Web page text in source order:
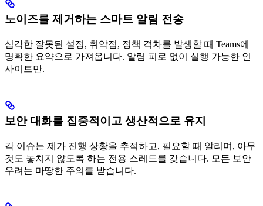
노이즈를 제거하는 스마트 알림 전송
심각한 잘못된 설정, 취약점, 정책 격차를 발생할 때 Teams에
명확한 요약으로 가져옵니다. 알림 피로 없이 실행 가능한 인
사이트만.
보안 대화를 집중적이고 생산적으로 유지
각 이슈는 제가 진행 상황을 추적하고, 필요할 때 알리며, 아무
것도 놓치지 않도록 하는 전용 스레드를 갖습니다. 모든 보안
우려는 마땅한 주의를 받습니다.